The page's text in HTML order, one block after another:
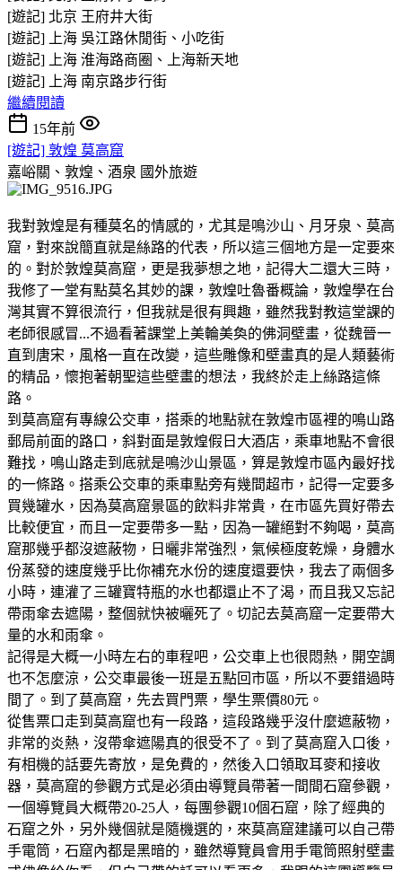
[遊記] 北京 王府井大街
[遊記] 上海 吳江路休閒街、小吃街
[遊記] 上海 淮海路商圈、上海新天地
[遊記] 上海 南京路步行街
繼續閱讀
15年前
[遊記] 敦煌 莫高窟
嘉峪關、敦煌、酒泉 國外旅遊
我對敦煌是有種莫名的情感的，尤其是鳴沙山、月牙泉、莫高
窟，對來說簡直就是絲路的代表，所以這三個地方是一定要來
的。對於敦煌莫高窟，更是我夢想之地，記得大二還大三時，
我修了一堂有點莫名其妙的課，敦煌吐魯番概論，敦煌學在台
灣其實不算很流行，但我就是很有興趣，雖然我對教這堂課的
老師很感冒...不過看著課堂上美輪美奐的佛洞壁畫，從魏晉一
直到唐宋，風格一直在改變，這些雕像和壁畫真的是人類藝術
的精品，懷抱著朝聖這些壁畫的想法，我終於走上絲路這條
路。
到莫高窟有專線公交車，搭乘的地點就在敦煌市區裡的鳴山路
郵局前面的路口，斜對面是敦煌假日大酒店，乘車地點不會很
難找，鳴山路走到底就是鳴沙山景區，算是敦煌市區內最好找
的一條路。搭乘公交車的乘車點旁有幾間超市，記得一定要多
買幾罐水，因為莫高窟景區的飲料非常貴，在市區先買好帶去
比較便宜，而且一定要帶多一點，因為一罐絕對不夠喝，莫高
窟那幾乎都沒遮蔽物，日曬非常強烈，氣候極度乾燥，身體水
份蒸發的速度幾乎比你補充水份的速度還要快，我去了兩個多
小時，連灌了三罐寶特瓶的水也都還止不了渴，而且我又忘記
帶雨傘去遮陽，整個就快被曬死了。切記去莫高窟一定要帶大
量的水和雨傘。
記得是大概一小時左右的車程吧，公交車上也很悶熱，開空調
也不怎麼涼，公交車最後一班是五點回市區，所以不要錯過時
間了。到了莫高窟，先去買門票，學生票價80元。
從售票口走到莫高窟也有一段路，這段路幾乎沒什麼遮蔽物，
非常的炎熱，沒帶傘遮陽真的很受不了。到了莫高窟入口後，
有相機的話要先寄放，是免費的，然後入口領取耳麥和接收
器，莫高窟的參觀方式是必須由導覽員帶著一間間石窟參觀，
一個導覽員大概帶20-25人，每團參觀10個石窟，除了經典的
石窟之外，另外幾個就是隨機選的，來莫高窟建議可以自己帶
手電筒，石窟內都是黑暗的，雖然導覽員會用手電筒照射壁畫